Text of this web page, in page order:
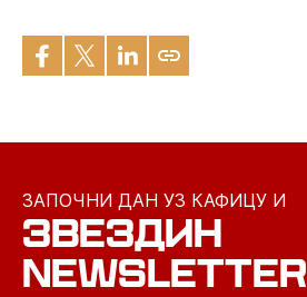
ЗАПОЧНИ ДАН УЗ КАФИЦУ И
ЗВЕЗДИН
NEWSLETTER